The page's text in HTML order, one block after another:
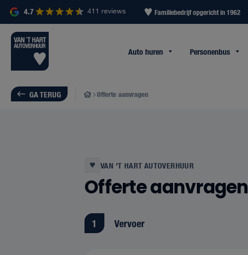
4.7 411 reviews
Altijd binnen 2 uur reactie Familiebedrijf opgericht in 1962
Auto huren Personenbus
GA TERUG Offerte aanvragen
VAN 'T HART AUTOVERHUUR
Offerte aanvragen
1 Vervoer